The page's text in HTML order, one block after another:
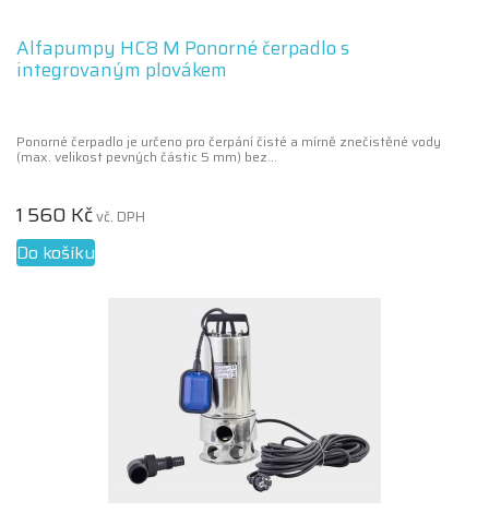
Alfapumpy HC8 M Ponorné čerpadlo s
integrovaným plovákem
Ponorné čerpadlo je určeno pro čerpání čisté a mírně znečistěné vody
(max. velikost pevných částic 5 mm) bez...
1 560 Kčvč. DPH
Do košíku